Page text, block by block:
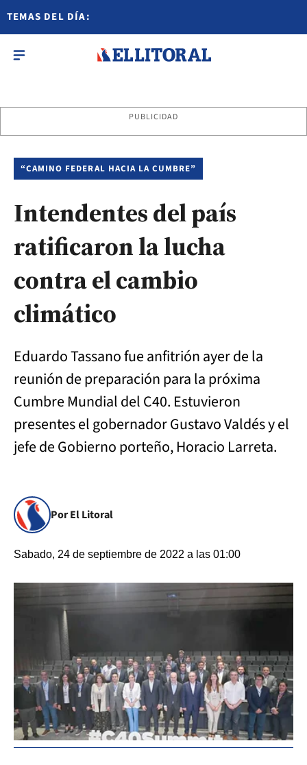
TEMAS DEL DÍA:
PUBLICIDAD
“CAMINO FEDERAL HACIA LA CUMBRE”
Intendentes del país
ratificaron la lucha
contra el cambio
climático
Eduardo Tassano fue anfitrión ayer de la
reunión de preparación para la próxima
Cumbre Mundial del C40. Estuvieron
presentes el gobernador Gustavo Valdés y el
jefe de Gobierno porteño, Horacio Larreta.
Por El Litoral
Sabado, 24 de septiembre de 2022 a las 01:00